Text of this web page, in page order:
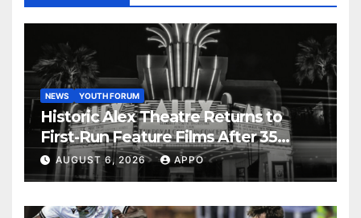
NEWS YOUTH FORUM
Historic Alex Theatre Returns to
First-Run Feature Films After 35
Years
AUGUST 6, 2026 APPO